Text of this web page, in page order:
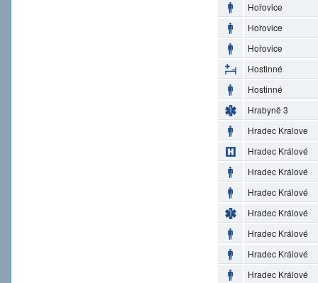
Hořovice
Hořovice
Hořovice
Hostinné
Hostinné
Hrabyně 3
Hradec Kralove
Hradec Králové
Hradec Králové
Hradec Králové
Hradec Králové
Hradec Králové
Hradec Králové
Hradec Králové